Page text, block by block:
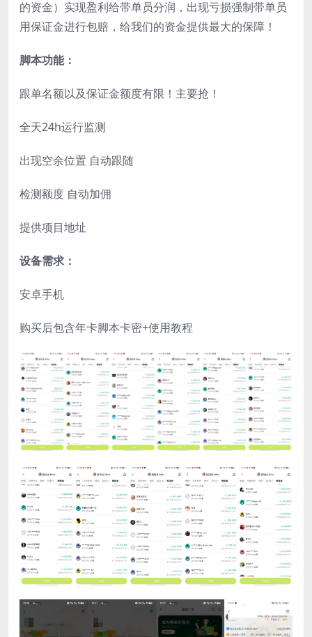
的资金）实现盈利给带单员分润，出现亏损强制带单员
用保证金进行包赔，给我们的资金提供最大的保障！
脚本功能：
跟单名额以及保证金额度有限！主要抢！
全天24h运行监测
出现空余位置 自动跟随
检测额度 自动加佣
提供项目地址
设备需求：
安卓手机
购买后包含年卡脚本卡密+使用教程